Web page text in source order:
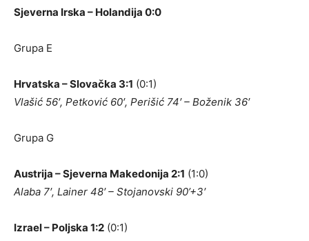
Sjeverna Irska – Holandija 0:0
Grupa E
Hrvatska – Slovačka 3:1 (0:1)
Vlašić 56′, Petković 60′, Perišić 74′ – Boženik 36′
Grupa G
Austrija – Sjeverna Makedonija 2:1 (1:0)
Alaba 7′, Lainer 48′ – Stojanovski 90’+3′
Izrael – Poljska 1:2 (0:1)